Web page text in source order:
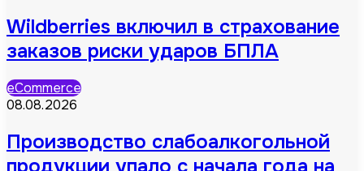
Wildberries включил в страхование
заказов риски ударов БПЛА
eCommerce
08.08.2026
Производство слабоалкогольной